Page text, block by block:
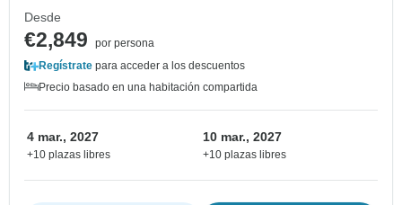
Desde
€2,849
por persona
Regístrate para acceder a los descuentos
Precio basado en una habitación compartida
4 mar., 2027
+10 plazas libres
10 mar., 2027
+10 plazas libres